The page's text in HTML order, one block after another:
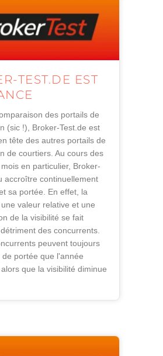
TEST.DE EST
des portails de
(sic !), Broker-Test.de est
tête des autres portails de
de courtiers. Au cours des
en particulier, Broker-
accroître continuellement
sa portée. En effet, la
valeur relative et une
de la visibilité se fait
des concurrents.
peuvent toujours
portée que l'année
que la visibilité diminue